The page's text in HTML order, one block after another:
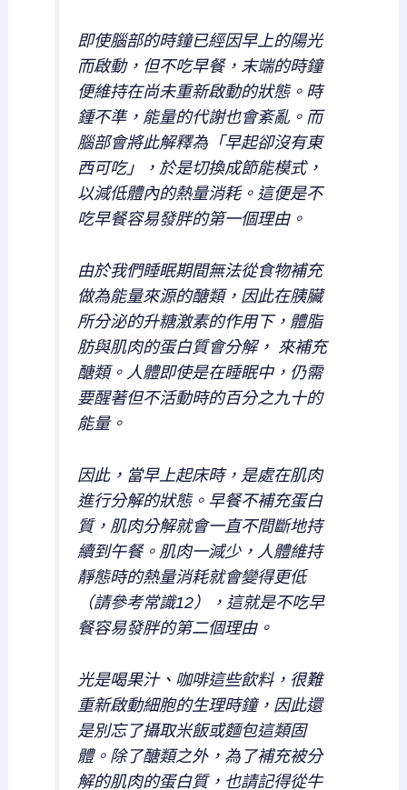
即使腦部的時鐘已經因早上的陽光
而啟動，但不吃早餐，末端的時鐘
便維持在尚未重新啟動的狀態。時
鍾不準，能量的代謝也會紊亂。而
腦部會將此解釋為「早起卻沒有東
西可吃」，於是切換成節能模式，
以減低體內的熱量消耗。這便是不
吃早餐容易發胖的第一個理由。
由於我們睡眠期間無法從食物補充
做為能量來源的醣類，因此在胰臟
所分泌的升糖激素的作用下，體脂
肪與肌肉的蛋白質會分解， 來補充
醣類。人體即使是在睡眠中，仍需
要醒著但不活動時的百分之九十的
能量。
因此，當早上起床時，是處在肌肉
進行分解的狀態。早餐不補充蛋白
質，肌肉分解就會一直不間斷地持
續到午餐。肌肉一減少，人體維持
靜態時的熱量消耗就會變得更低
（請參考常識12），這就是不吃早
餐容易發胖的第二個理由。
光是喝果汁、咖啡這些飲料，很難
重新啟動細胞的生理時鐘，因此還
是別忘了攝取米飯或麵包這類固
體。除了醣類之外，為了補充被分
解的肌肉的蛋白質，也請記得從牛